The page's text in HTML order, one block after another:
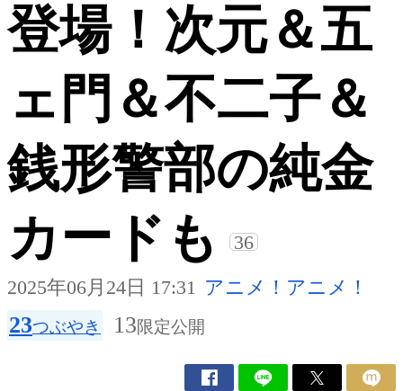
登場！次元＆五
ェ門＆不二子＆
銭形警部の純金
カードも
36
2025年06月24日 17:31 アニメ！アニメ！
23つぶやき 13限定公開